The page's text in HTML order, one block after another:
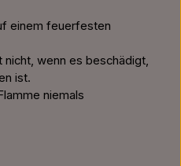
einem feuerfesten
nicht, wenn es beschädigt,
ist.
niemals